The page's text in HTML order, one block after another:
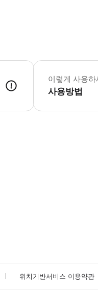
• 입장료는 USD 41
이렇게 사용하
사용방법
위치기반서비스 이용약관